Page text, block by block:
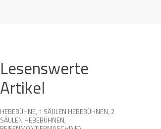
Lesenswerte
Artikel
HEBEBÜHNE, 1 SÄULEN HEBEBÜHNEN, 2
SÄULEN HEBEBÜHNEN,